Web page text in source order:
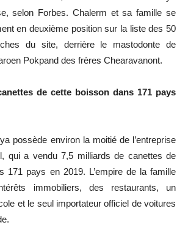
selon Forbes. Chalerm et sa famille se
en deuxième position sur la liste des 50
du site, derrière le mastodonte de
Pokpand des frères Chearavanont.
de cette boisson dans 171 pays
possède environ la moitié de l’entreprise
qui a vendu 7,5 milliards de canettes de
171 pays en 2019. L’empire de la famille
immobiliers, des restaurants, un
et le seul importateur officiel de voitures